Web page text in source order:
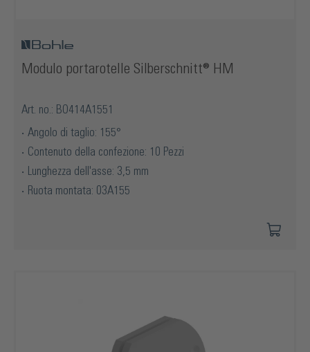
Modulo portarotelle Silberschnitt® HM
Art. no.: BO414A1551
Angolo di taglio: 155°
Contenuto della confezione: 10 Pezzi
Lunghezza dell'asse: 3,5 mm
Ruota montata: 03A155